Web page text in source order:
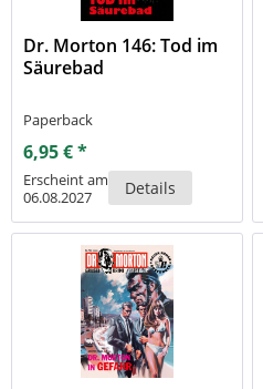
Dr. Morton 146: Tod im
Säurebad
Paperback
6,95 € *
Erscheint am
06.08.2027
Details